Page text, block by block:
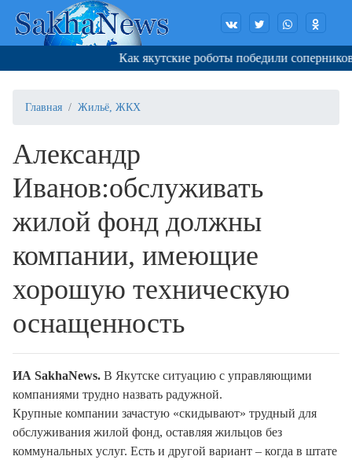
Как якутские роботы победили соперников
Главная Жильё, ЖКХ
Александр
Иванов:обслуживать
жилой фонд должны
компании, имеющие
хорошую техническую
оснащенность
ИА SakhaNews. В Якутске ситуацию с управляющими
компаниями трудно назвать радужной.
Крупные компании зачастую «скидывают» трудный для
обслуживания жилой фонд, оставляя жильцов без
коммунальных услуг. Есть и другой вариант – когда в штате